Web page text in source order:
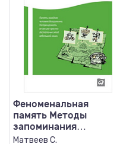
Феноменальная
память Методы
запоминания
информации (тв)
Матвеев С.